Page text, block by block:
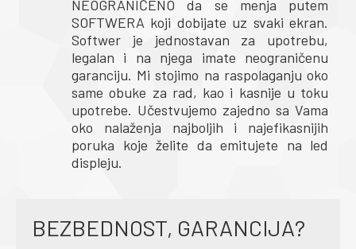
NEOGRANIČENO da se menja putem
SOFTWERA koji dobijate uz svaki ekran.
Softwer je jednostavan za upotrebu,
legalan i na njega imate neograničenu
garanciju. Mi stojimo na raspolaganju oko
same obuke za rad, kao i kasnije u toku
upotrebe. Učestvujemo zajedno sa Vama
oko nalaženja najboljih i najefikasnijih
poruka koje želite da emitujete na led
displeju.
BEZBEDNOST, GARANCIJA?